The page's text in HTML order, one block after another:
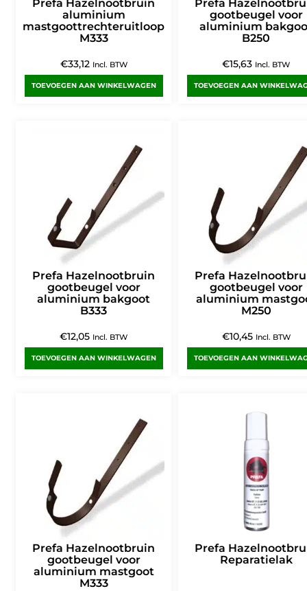
Prefa Hazelnootbruin
aluminium
mastgoottrechteruitloop
M333
€33,12 Incl. BTW
TOEVOEGEN AAN WINKELWAGEN
Prefa
gootbeugel voor
aluminium
B250
€15,63 Incl. BTW
TOEVOEGEN AAN
Prefa Hazelnootbruin
gootbeugel voor
aluminium bakgoot
B333
€12,05 Incl. BTW
TOEVOEGEN AAN WINKELWAGEN
Prefa
gootbeugel voor
aluminium
M250
€10,45 Incl. BTW
TOEVOEGEN AAN
Prefa Hazelnootbruin
gootbeugel voor
aluminium mastgoot
M333
Prefa
Reparatielak